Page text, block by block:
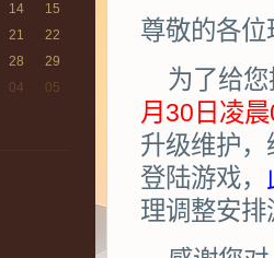
14
15
21
22
28
29
04 05
尊敬的各位
为了给
月30日凌
升级维护
登陆游戏，
理调整安